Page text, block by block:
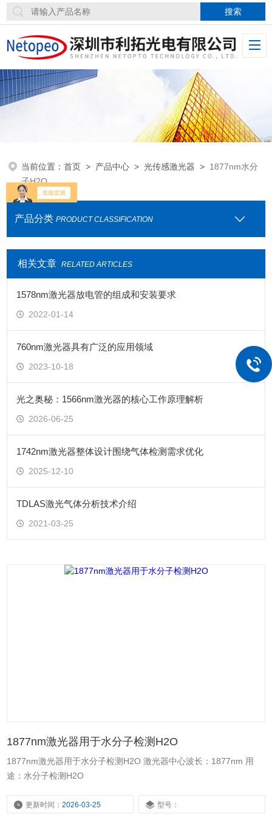
当前位置：首页 > 产品中心 >光传感激光器 > 1877nm水分
子H2O
产品分类 PRODUCT CLASSIFICATION
相关文章 RELATED ARTICLES
1578nm激光器放电管的组成和安装要求
2022-01-14
760nm激光器具有广泛的应用领域
2023-10-18
光之奥秘：1566nm激光器的核心工作原理解析
2026-06-25
1742nm激光器整体设计围绕气体检测需求优化
2025-12-10
TDLAS激光气体分析技术介绍
2021-03-25
1877nm激光器用于水分子检测H2O
1877nm激光器用于水分子检测H2O 激光器中心波长：1877nm 用
途：水分子检测H2O
更新时间：2026-03-25 型号：